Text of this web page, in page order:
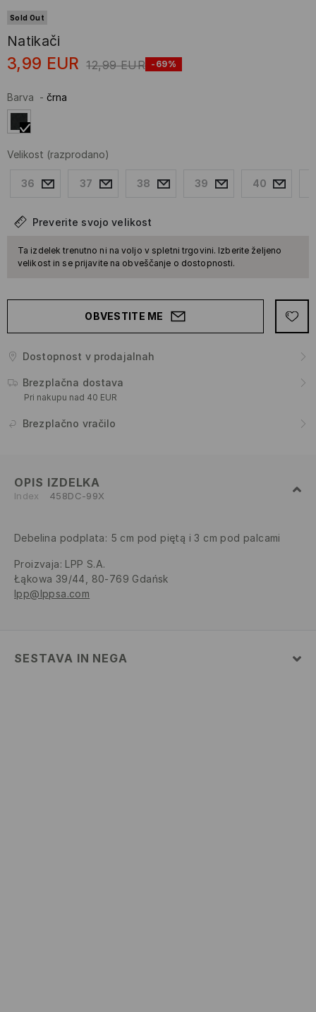
Sold Out
Natikači
3,99 EUR 12,99 EUR -69%
Barva - črna
Velikost (razprodano)
36 37 38 39 40
Preverite svojo velikost
Ta izdelek trenutno ni na voljo v spletni trgovini. Izberite željeno
velikost in se prijavite na obveščanje o dostopnosti.
OBVESTITE ME
Dostopnost v prodajalnah
Brezplačna dostava
Pri nakupu nad 40 EUR
Brezplačno vračilo
OPIS IZDELKA
Index 458DC-99X
Debelina podplata: 5 cm pod piętą i 3 cm pod palcami
Proizvaja: LPP S.A.
Łąkowa 39/44, 80-769 Gdańsk
lpp@lppsa.com
SESTAVA IN NEGA